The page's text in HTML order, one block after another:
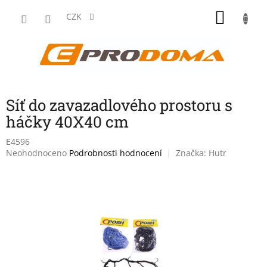
CZK
Síť do zavazadlového prostoru s
háčky 40X40 cm
E4596
Průměrné
Neohodnoceno Podrobnosti hodnocení Značka: Hutr